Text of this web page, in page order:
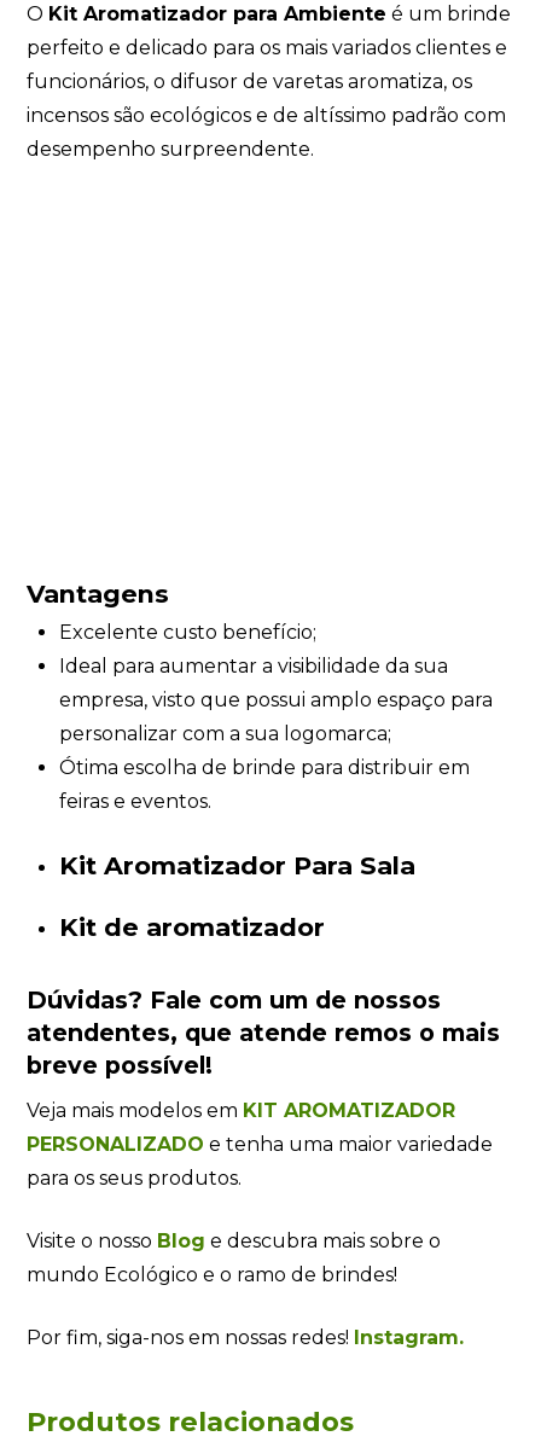
O Kit Aromatizador para Ambiente é um brinde
perfeito e delicado para os mais variados clientes e
funcionários, o difusor de varetas aromatiza, os
incensos são ecológicos e de altíssimo padrão com
desempenho surpreendente.
Vantagens
Excelente custo benefício;
Ideal para aumentar a visibilidade da sua
empresa, visto que possui amplo espaço para
personalizar com a sua logomarca;
Ótima escolha de brinde para distribuir em
feiras e eventos.
Kit Aromatizador Para Sala
Kit de aromatizador
Dúvidas? Fale com um de nossos
atendentes, que atende remos o mais
breve possível!
Veja mais modelos em KIT AROMATIZADOR
PERSONALIZADO e tenha uma maior variedade
para os seus produtos.
Visite o nosso Blog e descubra mais sobre o
mundo Ecológico e o ramo de brindes!
Por fim, siga-nos em nossas redes! Instagram.
Produtos relacionados